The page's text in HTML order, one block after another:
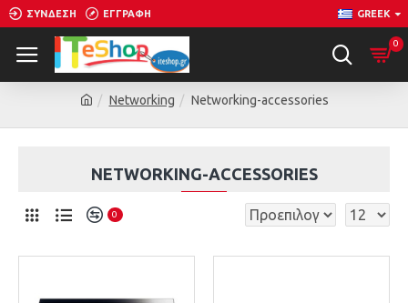
ΣΎΝΔΕΣΗ ΕΓΓΡΑΦΉ GREEK
0
Networking Networking-accessories
NETWORKING-ACCESSORIES
0